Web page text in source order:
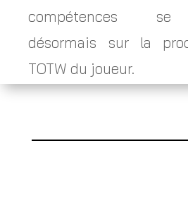
compétences se
désormais sur la
TOTW du joueur.